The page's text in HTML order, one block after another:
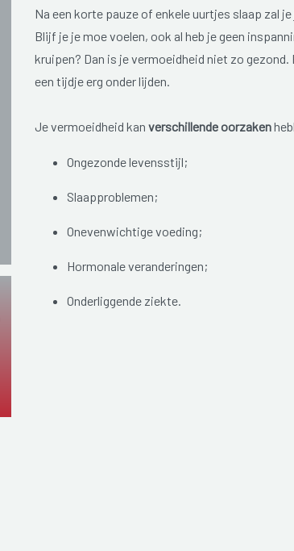
Na een korte pauze of enkele uurtjes slaap zal
Blijf je je moe voelen, ook al heb je geen
kruipen? Dan is je vermoeidheid niet zo
een tijdje erg onder lijden.
Je vermoeidheid kan verschillende oorzaken
Ongezonde levensstijl;
Slaapproblemen;
Onevenwichtige voeding;
Hormonale veranderingen;
Onderliggende ziekte.